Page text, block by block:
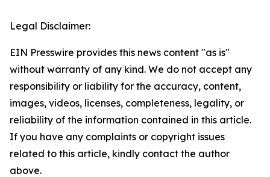
Legal Disclaimer:
EIN Presswire provides this news content "as is"
without warranty of any kind. We do not accept any
responsibility or liability for the accuracy, content,
images, videos, licenses, completeness, legality, or
reliability of the information contained in this article.
If you have any complaints or copyright issues
related to this article, kindly contact the author
above.